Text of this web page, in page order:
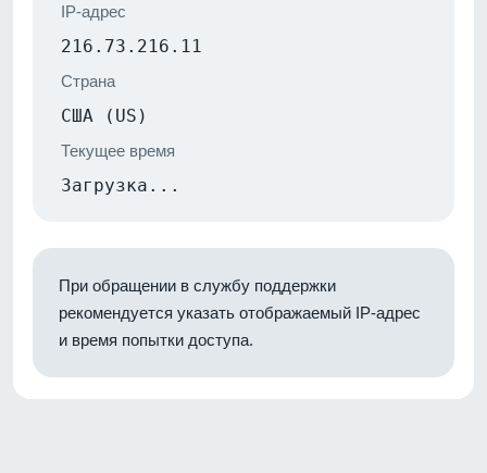
IP-адрес
216.73.216.11
Страна
США (US)
Текущее время
Загрузка...
При обращении в службу поддержки
рекомендуется указать отображаемый IP-адрес
и время попытки доступа.